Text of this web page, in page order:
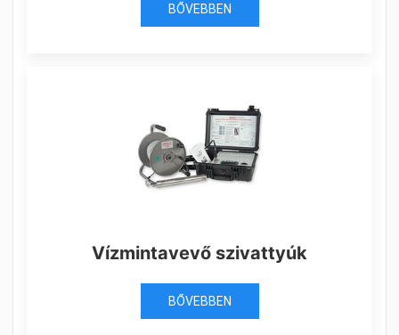
BŐVEBBEN
Vízmintavevő szivattyúk
BŐVEBBEN